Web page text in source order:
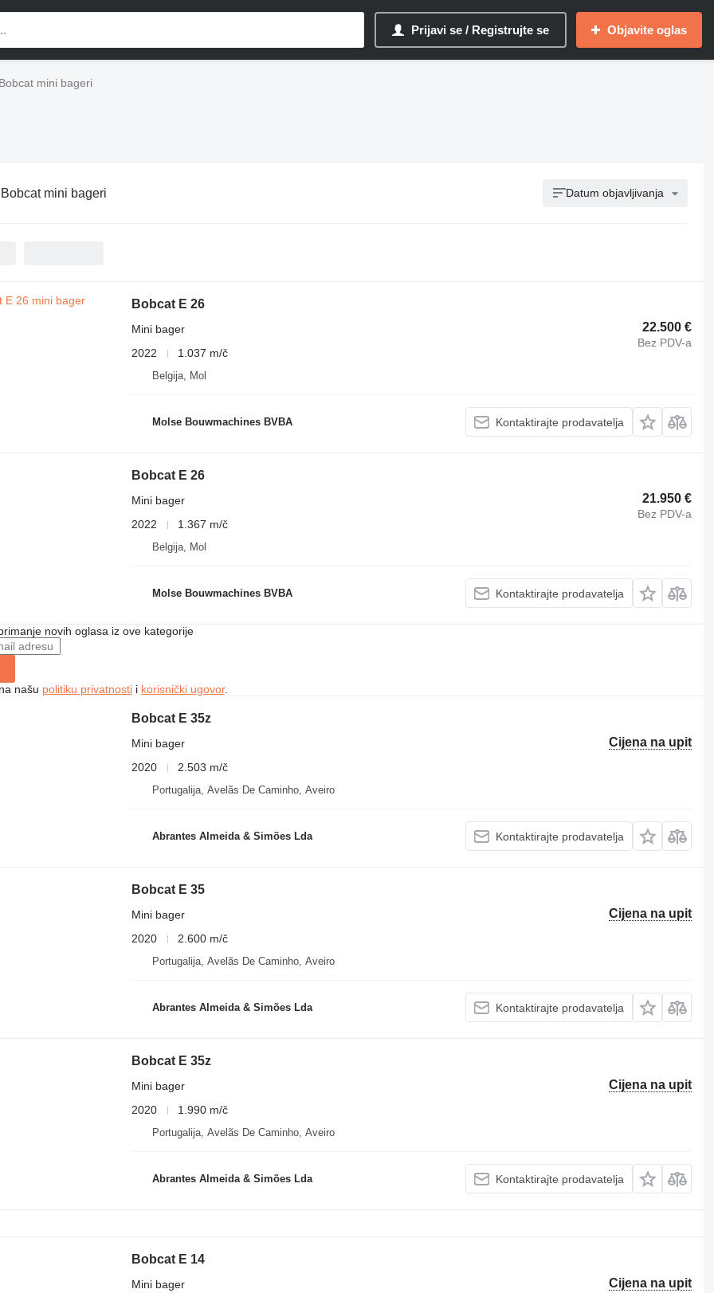
Prijavi se / Registrujte se Objavite oglas
Bobcat mini bageri
Bobcat mini bageri Datum objavljivanja
Bobcat E 26
22.500 €
Bez PDV-a
Mini bager
2022
1.037 m/č
Belgija, Mol
Molse Bouwmachines BVBA Kontaktirajte prodavatelja
Bobcat E 26
21.950 €
Bez PDV-a
Mini bager
2022
1.367 m/č
Belgija, Mol
Molse Bouwmachines BVBA Kontaktirajte prodavatelja
novih oglasa iz ove kategorije
našu politiku privatnostii korisnički ugovor.
Bobcat E 35z
Cijena na upit
Mini bager
2020
2.503 m/č
Portugalija, Avelãs De Caminho, Aveiro
Abrantes Almeida & Simões Lda Kontaktirajte prodavatelja
Bobcat E 35
Cijena na upit
Mini bager
2020
2.600 m/č
Portugalija, Avelãs De Caminho, Aveiro
Abrantes Almeida & Simões Lda Kontaktirajte prodavatelja
Bobcat E 35z
Cijena na upit
Mini bager
2020
1.990 m/č
Portugalija, Avelãs De Caminho, Aveiro
Abrantes Almeida & Simões Lda Kontaktirajte prodavatelja
Bobcat E 14
Cijena na upit
Mini bager